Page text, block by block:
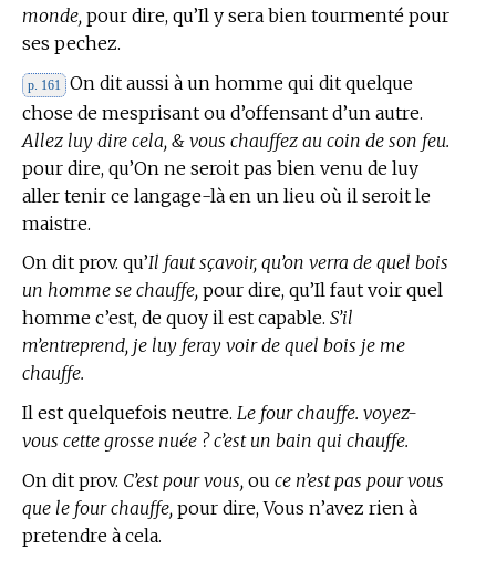
monde, pour dire, qu’Il y sera bien tourmenté pour
ses pechez.
p. 161
On dit aussi à un homme qui dit quelque
chose de mesprisant ou d’offensant d’un autre.
Allez luy dire cela, & vous chauffez au coin de son feu.
pour dire, qu’On ne seroit pas bien venu de luy
aller tenir ce langage-là en un lieu où il seroit le
maistre.
On dit prov. qu’Il faut sçavoir, qu’on verra de quel bois
un homme se chauffe, pour dire, qu’Il faut voir quel
homme c’est, de quoy il est capable. S’il
m’entreprend, je luy feray voir de quel bois je me
chauffe.
Il est quelquefois neutre. Le four chauffe. voyez-
vous cette grosse nuée ? c’est un bain qui chauffe.
On dit prov. C’est pour vous, ou ce n’est pas pour vous
que le four chauffe, pour dire, Vous n’avez rien à
pretendre à cela.